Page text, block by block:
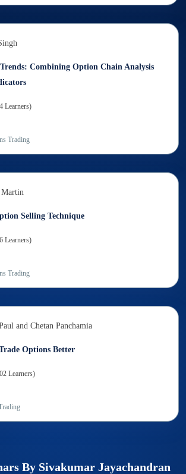
Combining Option Chain Analysis
Learners)
Trading
Martin
Selling Technique
Learners)
Trading
and Chetan Panchamia
Options Better
Learners)
By Sivakumar Jayachandran